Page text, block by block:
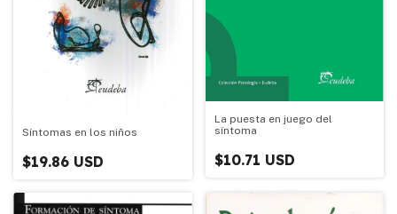
Síntomas en los niños
$19.86 USD
La puesta en juego del
síntoma
$10.71 USD